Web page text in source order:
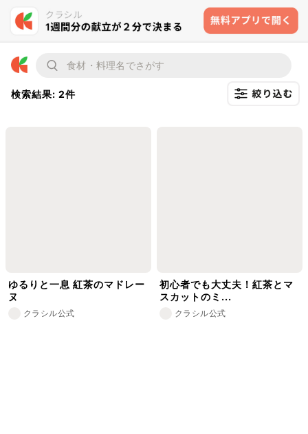
検索結果: 2件
ゆるりと一息 紅茶のマドレー
ヌ
クラシル公式
初心者でも大丈夫！紅茶とマ
スカットのミ...
クラシル公式